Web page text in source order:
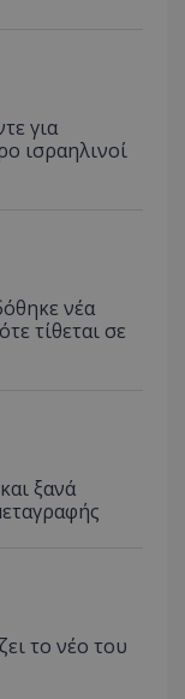
για
ισραηλινοί
νέα
τίθεται σε
ξανά
το νέο του